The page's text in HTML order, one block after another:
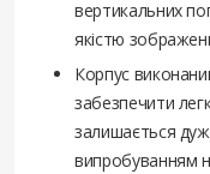
вертикальних
якістю
Корпус
забезпечити
залишається
випробуванням